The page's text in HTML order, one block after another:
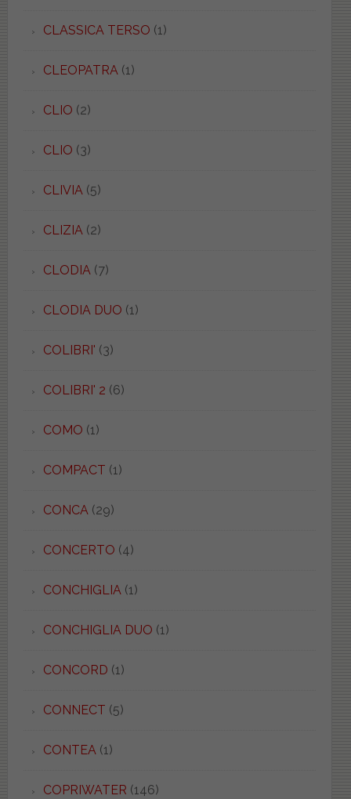
CLASSICA TERSO (1)
CLEOPATRA(1)
CLIO (2)
CLIO (3)
CLIVIA(5)
CLIZIA(2)
CLODIA(7)
CLODIA DUO (1)
COLIBRI' (3)
COLIBRI' 2 (6)
COMO (1)
COMPACT (1)
CONCA(29)
CONCERTO (4)
CONCHIGLIA(1)
CONCHIGLIA DUO (1)
CONCORD (1)
CONNECT (5)
CONTEA(1)
COPRIWATER (146)